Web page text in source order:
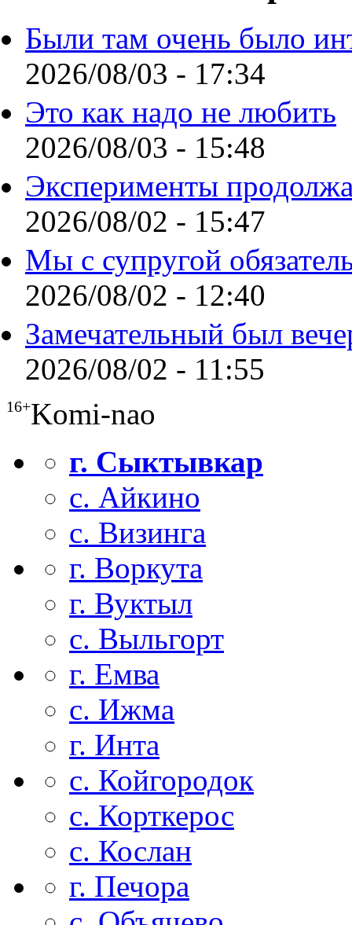
Были там очень было
2026/08/03 - 17:34
Это как надо не любить
2026/08/03 - 15:48
Эксперименты
2026/08/02 - 15:47
Мы с супругой
2026/08/02 - 12:40
Замечательный был
2026/08/02 - 11:55
16+Komi-nao
г. Сыктывкар
с. Айкино
с. Визинга
г. Воркута
г. Вуктыл
с. Выльгорт
г. Емва
с. Ижма
г. Инта
с. Койгородок
с. Корткерос
с. Кослан
г. Печора